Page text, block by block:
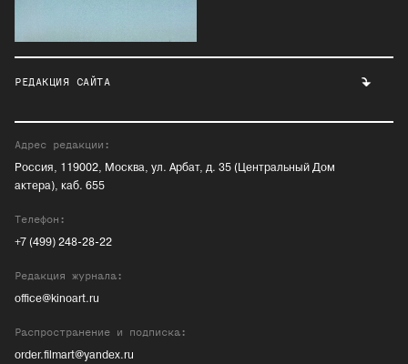
РЕДАКЦИЯ САЙТА
Адрес редакции:
Россия, 119002, Москва, ул. Арбат, д. 35 (Центральный Дом
актера), каб. 655
Телефон:
+7 (499) 248-28-22
Редакция журнала:
office@kinoart.ru
Распространение и подписка:
order.filmart@yandex.ru